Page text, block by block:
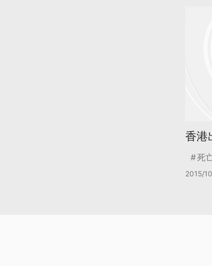
香港
死
2015/